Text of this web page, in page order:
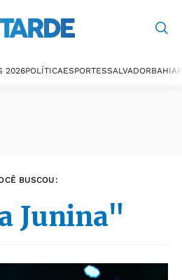
2026POLÍTICAESPORTESSALVADORBAHIA
BUSCOU:
Junina"